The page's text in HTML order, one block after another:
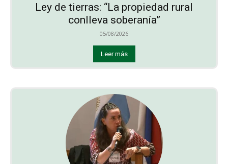
Ley de tierras: “La propiedad rural
conlleva soberanía”
05/08/2026
Leer más